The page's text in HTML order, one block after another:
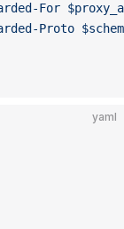
For
Proto
yaml